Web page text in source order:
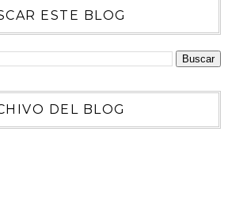
ESTE BLOG
DEL BLOG